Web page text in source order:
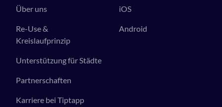
Über uns
Re-Use &
Kreislaufprinzip
Unterstützung für Städte
Partnerschaften
Karriere bei Tiptapp
iOS
Android